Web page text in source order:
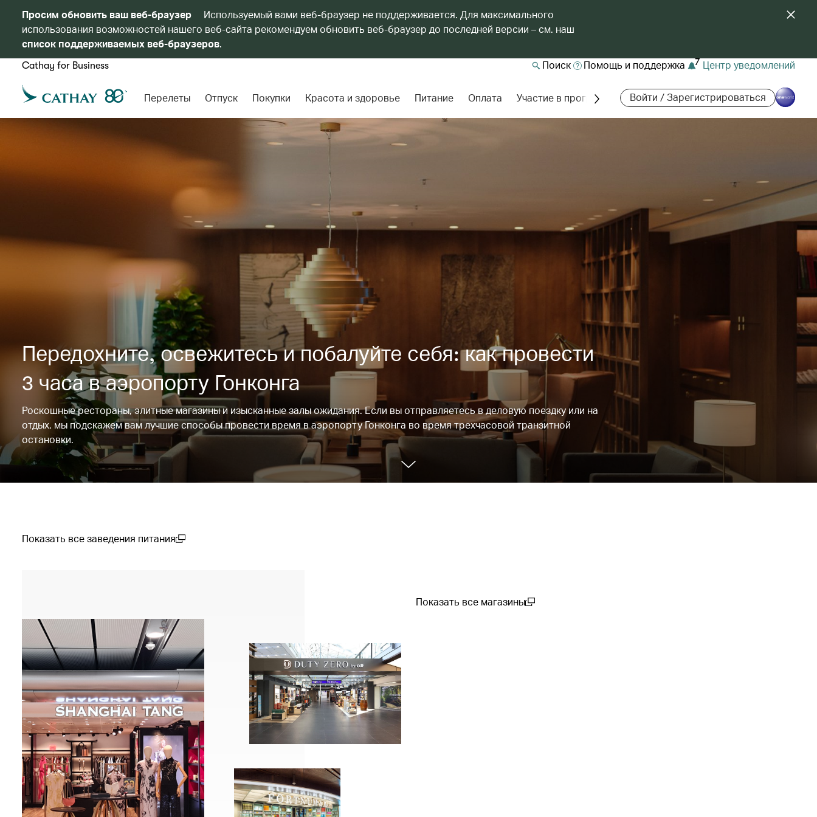
Просим обновить ваш веб-браузер
Используемый вами веб-браузер не поддерживается. Для максимального
использования возможностей нашего веб-сайта рекомендуем обновить веб-браузер до последней версии – см. наш
список поддерживаемых веб-браузеров.
Cathay for Business Поиск Помощь и поддержка 7 Центр уведомлений
Перелеты Отпуск Покупки Красота и здоровье Питание Оплата Участие в программе Войти / Зарегистрироваться
Передохните, освежитесь и побалуйте себя: как провести
3 часа в аэропорту Гонконга
Роскошные рестораны, элитные магазины и изысканные залы ожидания. Если вы отправляетесь в деловую поездку или на
отдых, мы подскажем вам лучшие способы провести время в аэропорту Гонконга во время трехчасовой транзитной
остановки.
Показать все заведения питания
Показать все магазины